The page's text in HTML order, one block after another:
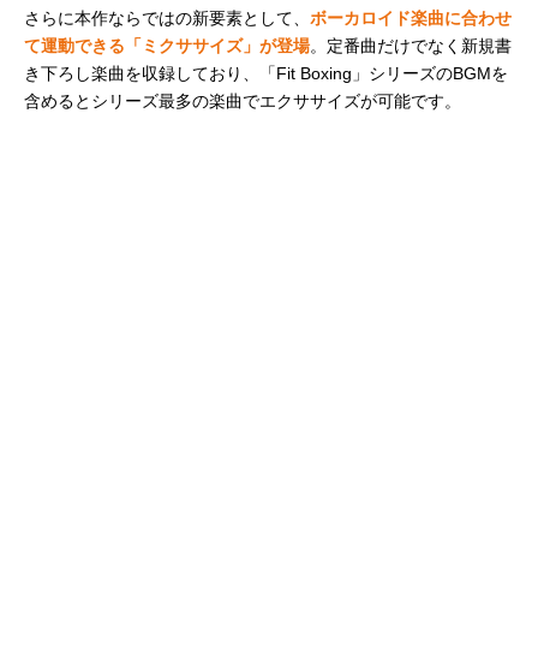
さらに本作ならではの新要素として、 ボーカロイド楽曲に合わせ
て運動できる「ミクササイズ」が登場。定番曲だけでなく新規書
き下ろし楽曲を収録しており、「Fit Boxing」シリーズのBGMを
含めるとシリーズ最多の楽曲でエクササイズが可能です。